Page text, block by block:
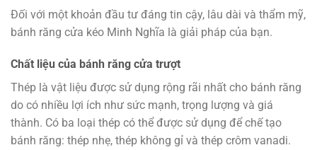
Đối với một khoản đầu tư đáng tin cậy, lâu dài và thẩm mỹ,
bánh răng cửa kéo Minh Nghĩa là giải pháp của bạn.
Chất liệu của bánh răng cửa trượt
Thép là vật liệu được sử dụng rộng rãi nhất cho bánh răng
do có nhiều lợi ích như sức mạnh, trọng lượng và giá
thành. Có ba loại thép có thể được sử dụng để chế tạo
bánh răng: thép nhẹ, thép không gỉ và thép crôm vanadi.